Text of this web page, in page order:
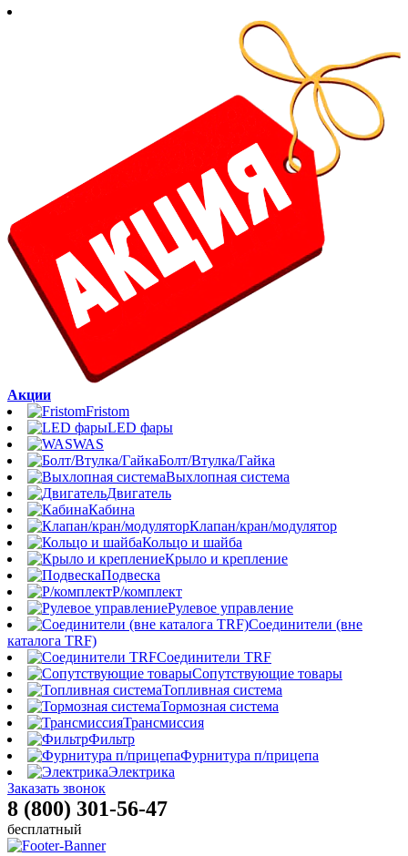
Акции
Fristom
LED фары
WAS
Болт/Втулка/Гайка
Выхлопная система
Двигатель
Кабина
Клапан/кран/модулятор
Кольцо и шайба
Крыло и крепление
Подвеска
Р/комплект
Рулевое управление
Соединители (вне
каталога TRF)
Соединители TRF
Сопутствующие товары
Топливная система
Тормозная система
Трансмиссия
Фильтр
Фурнитура п/прицепа
Электрика
Заказать звонок
8 (800) 301-56-47
бесплатный